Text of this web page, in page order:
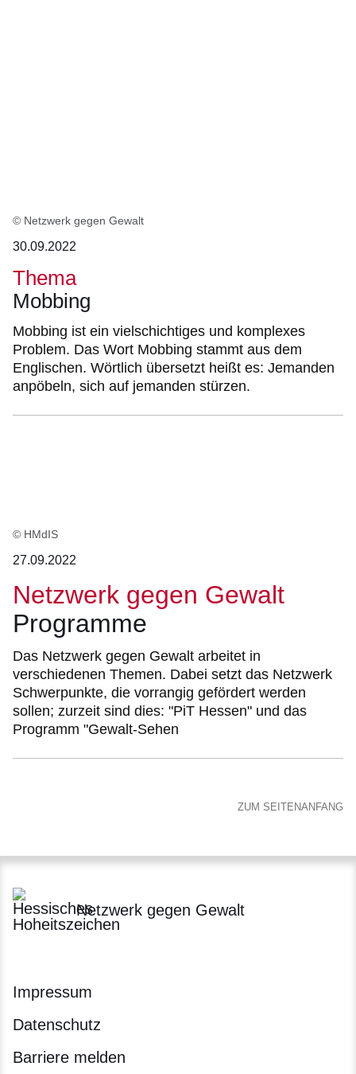
© Netzwerk gegen Gewalt
30.09.2022
Thema
Mobbing
Mobbing ist ein vielschichtiges und komplexes
Problem. Das Wort Mobbing stammt aus dem
Englischen. Wörtlich übersetzt heißt es: Jemanden
anpöbeln, sich auf jemanden stürzen.
© HMdIS
27.09.2022
Netzwerk gegen Gewalt
Programme
Das Netzwerk gegen Gewalt arbeitet in
verschiedenen Themen. Dabei setzt das Netzwerk
Schwerpunkte, die vorrangig gefördert werden
sollen; zurzeit sind dies: "PiT Hessen" und das
Programm "Gewalt-Sehen
ZUM SEITENANFANG
Netzwerk gegen Gewalt
Impressum
Datenschutz
Barriere melden